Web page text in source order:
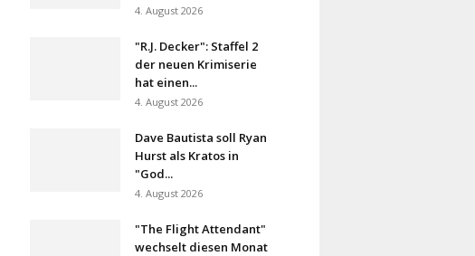
4. August 2026
"R.J. Decker": Staffel 2
der neuen Krimiserie
hat einen...
4. August 2026
Dave Bautista soll Ryan
Hurst als Kratos in
"God...
4. August 2026
"The Flight Attendant"
wechselt diesen Monat